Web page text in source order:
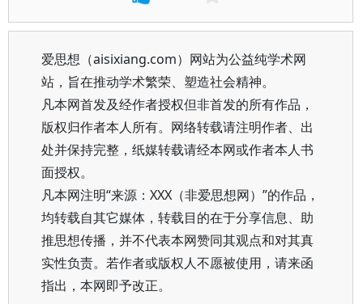
爱思想（aisixiang.com）网站为公益纯学术网
站，旨在推动学术繁荣、塑造社会精神。
凡本网首发及经作者授权但非首发的所有作品，
版权归作者本人所有。网络转载请注明作者、出
处并保持完整，纸媒转载请经本网或作者本人书
面授权。
凡本网注明“来源：XXX（非爱思想网）”的作品，
均转载自其它媒体，转载目的在于分享信息、助
推思想传播，并不代表本网赞同其观点和对其真
实性负责。若作者或版权人不愿被使用，请来函
指出，本网即予改正。